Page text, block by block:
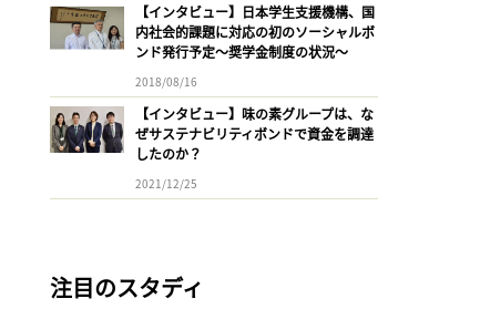
【インタビュー】日本学生支援機構、国
内社会的課題に対応の初のソーシャルボ
ンド発行予定〜奨学金制度の状況〜
2018/08/16
【インタビュー】味の素グループは、な
ぜサステナビリティボンドで資金を調達
したのか？
2021/12/25
注目のスタディ